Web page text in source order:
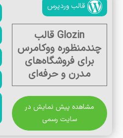
قالب وردپرس
Glozin قالب
چندمنظوره ووکامرس
برای فروشگاه‌های
مدرن و حرفه‌ای
مشاهده پیش نمایش در
سایت رسمی